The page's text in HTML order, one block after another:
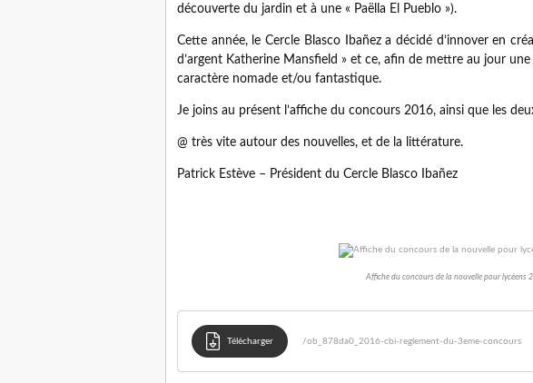
découverte du jardin et à une « Paëlla El Pueblo »).
Cette année, le Cercle Blasco Ibañez a décidé d’innover en
d’argent Katherine Mansfield » et ce, afin de mettre au jour
caractère nomade et/ou fantastique.
Je joins au présent l’affiche du concours 2016, ainsi que les
@ très vite autour des nouvelles, et de la littérature.
Patrick Estève – Président du Cercle Blasco Ibañez
Affiche du concours de la nouvelle pour lycéens
Télécharger /ob_878da0_2016-cbi-reglement-du-3eme-concours